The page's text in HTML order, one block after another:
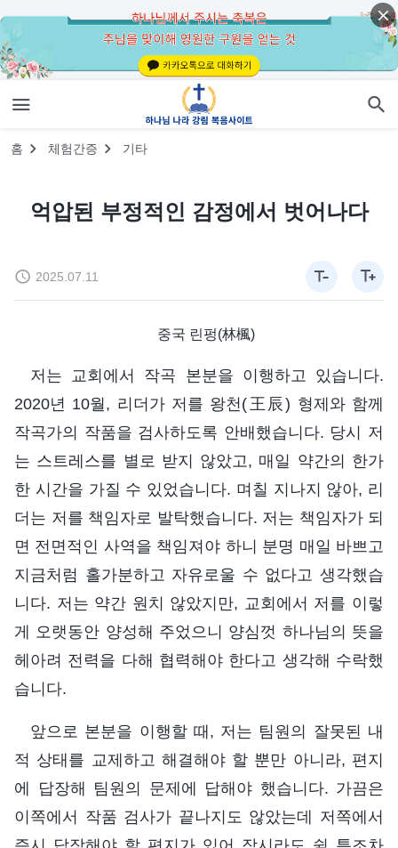
홈 체험간증 기타
억압된 부정적인 감정에서 벗어나다
2025.07.11
중국 린펑(林楓)
저는 교회에서 작곡 본분을 이행하고 있습니다.
2020년 10월, 리더가 저를 왕천(王辰) 형제와 함께
작곡가의 작품을 검사하도록 안배했습니다. 당시 저
는 스트레스를 별로 받지 않았고, 매일 약간의 한가
한 시간을 가질 수 있었습니다. 며칠 지나지 않아, 리
더는 저를 책임자로 발탁했습니다. 저는 책임자가 되
면 전면적인 사역을 책임져야 하니 분명 매일 바쁘고
지금처럼 홀가분하고 자유로울 수 없다고 생각했습
니다. 저는 약간 원치 않았지만, 교회에서 저를 이렇
게 오랫동안 양성해 주었으니 양심껏 하나님의 뜻을
헤아려 전력을 다해 협력해야 한다고 생각해 수락했
습니다.
앞으로 본분을 이행할 때, 저는 팀원의 잘못된 내
적 상태를 교제하고 해결해야 할 뿐만 아니라, 편지
에 답장해 팀원의 문제에 답해야 했습니다. 가끔은
이쪽에서 작품 검사가 끝나지도 않았는데 저쪽에서